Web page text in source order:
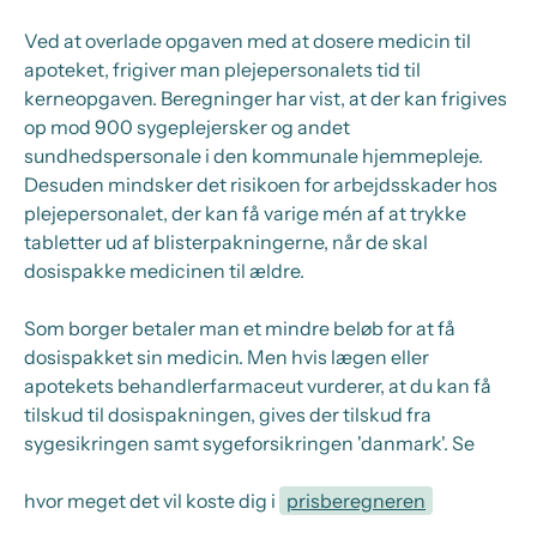
Ved at overlade opgaven med at dosere medicin til
apoteket, frigiver man plejepersonalets tid til
kerneopgaven. Beregninger har vist, at der kan frigives
op mod 900 sygeplejersker og andet
sundhedspersonale i den kommunale hjemmepleje.
Desuden mindsker det risikoen for arbejdsskader hos
plejepersonalet, der kan få varige mén af at trykke
tabletter ud af blisterpakningerne, når de skal
dosispakke medicinen til ældre.
Som borger betaler man et mindre beløb for at få
dosispakket sin medicin. Men hvis lægen eller
apotekets behandlerfarmaceut vurderer, at du kan få
tilskud til dosispakningen, gives der tilskud fra
sygesikringen samt sygeforsikringen 'danmark'. Se
hvor meget det vil koste dig i prisberegneren